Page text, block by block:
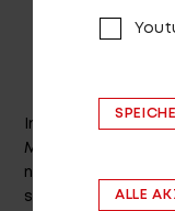
In der Ausgabe
MOUNTAINBIKE
natürlich auch
seiner
ALLE